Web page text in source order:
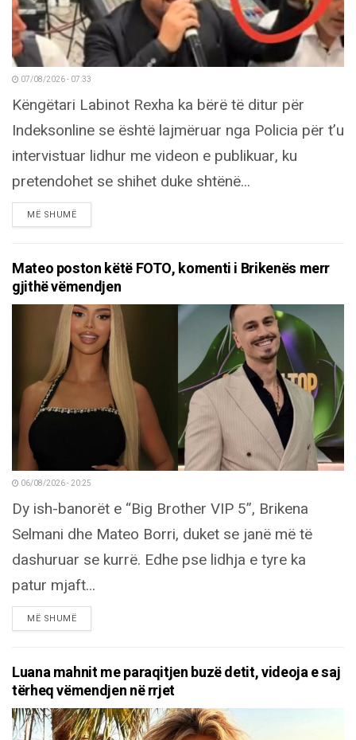
07/08/2026 - 07:33
Këngëtari Labinot Rexha ka bërë të ditur për
Indeksonline se është lajmëruar nga Policia për t’u
intervistuar lidhur me videon e publikuar, ku
pretendohet se shihet duke shtënë...
MË SHUMËDETAILS
Mateo poston këtë FOTO, komenti i Brikenës merr
gjithë vëmendjen
06/08/2026 - 20:25
Dy ish-banorët e “Big Brother VIP 5”, Brikena
Selmani dhe Mateo Borri, duket se janë më të
dashuruar se kurrë. Edhe pse lidhja e tyre ka
patur mjaft...
MË SHUMËDETAILS
Luana mahnit me paraqitjen buzë detit, videoja e saj
tërheq vëmendjen në rrjet